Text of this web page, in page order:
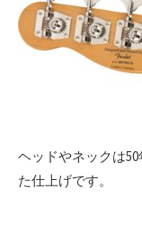
ヘッドやネックは
た仕上げです。